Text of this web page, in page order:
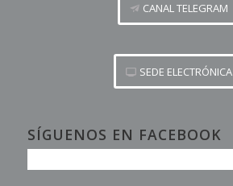
CANAL TELEGRAM
SEDE ELECTRÓNICA
SÍGUENOS EN FACEBOOK